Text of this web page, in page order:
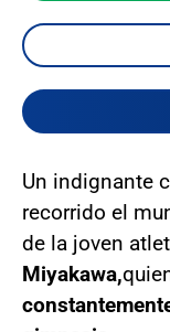
Un indignante
recorrido el
de la joven
Miyakawa,